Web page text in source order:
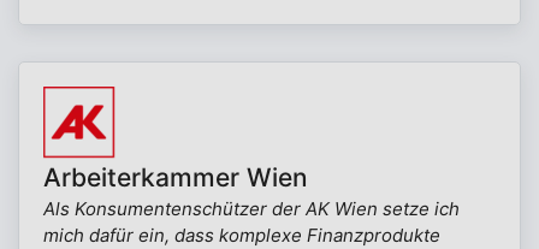
Arbeiterkammer Wien
Als Konsumentenschützer der AK Wien setze ich
mich dafür ein, dass komplexe Finanzprodukte